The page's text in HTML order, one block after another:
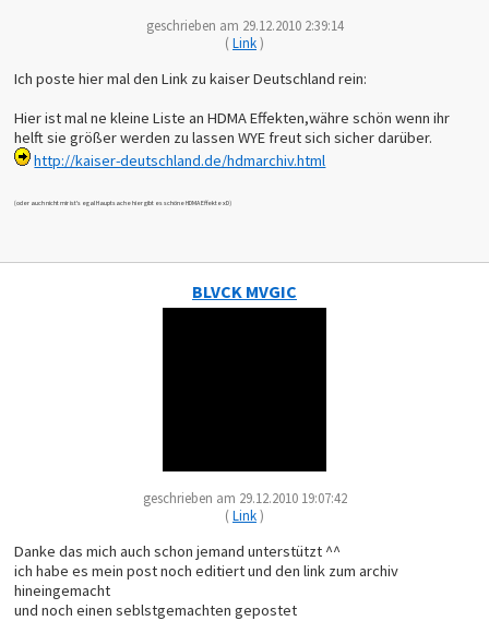
db $04,$55
db $04,$57
db $05,$58
db $04,$59
db $06,$5A
db $60,$5B
geschrieben am 29.12.2010 2:39:14
(Link)
Ich poste hier mal den Link zu kaiser Deutschland rein:
Hier ist mal ne kleine Liste an HDMA Effekten,währe schön wenn ihr
helft sie größer werden zu lassen WYE freut sich sicher darüber.
http://kaiser-deutschland.de/hdmarchiv.html
(oder auch nicht mir ist's egal Hauptsache hier gibt es schöne HDMA Effekte xD)
BLVCK MVGIC
geschrieben am 29.12.2010 19:07:42
(Link)
Danke das mich auch schon jemand unterstützt ^^
ich habe es mein post noch editiert und den link zum archiv
hineingemacht
und noch einen seblstgemachten gepostet